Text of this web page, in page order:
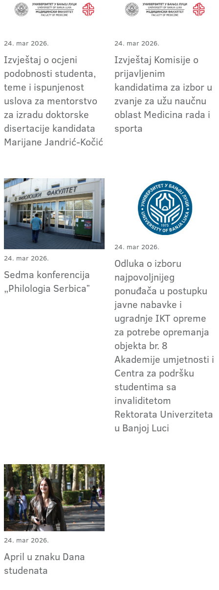
24. mar 2026.
Izvještaj o ocjeni
podobnosti studenta,
teme i ispunjenost
uslova za mentorstvo
za izradu doktorske
disertacije kandidata
Marijane Jandrić-Kočić
24. mar 2026.
Izvještaj Komisije o
prijavljenim
kandidatima za izbor u
zvanje za užu naučnu
oblast Medicina rada i
sporta
24. mar 2026.
Sedma konferencija
„Philologia Serbicaˮ
24. mar 2026.
Odluka o izboru
najpovoljnijeg
ponuđača u postupku
javne nabavke i
ugradnje IKT opreme
za potrebe opremanja
objekta br. 8
Akademije umjetnosti i
Centra za podršku
studentima sa
invaliditetom
Rektorata Univerziteta
u Banjoj Luci
24. mar 2026.
April u znaku Dana
studenata